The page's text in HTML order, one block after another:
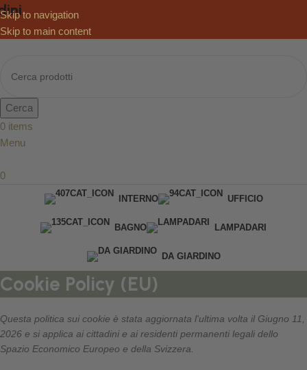
Skip to navigation
Skip to main content
Cerca
0 items
Menu
0
INTERNO UFFICIO
BAGNO LAMPADARI
DA GIARDINO
Cookie Policy (EU)
Questa politica sui cookie è stata aggiornata l'ultima volta il Giugno 11,
2026 e si applica ai cittadini e ai residenti permanenti legali dello
Spazio Economico Europeo e della Svizzera.